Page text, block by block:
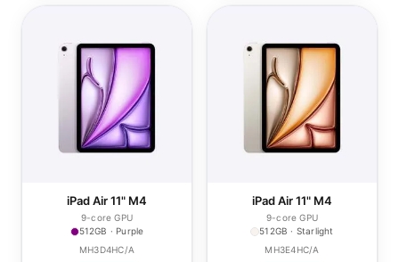
iPad Air 11" M4
9-core GPU
512GB · Purple
MH3D4HC/A
iPad Air 11" M4
9-core GPU
512GB · Starlight
MH3E4HC/A